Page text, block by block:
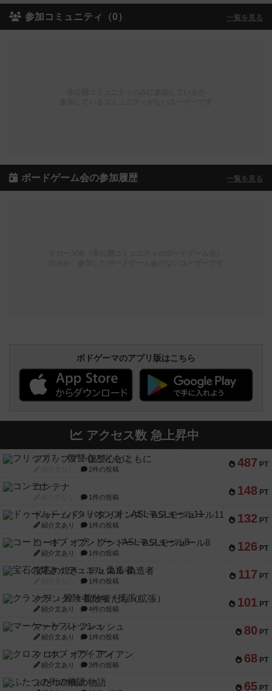
参加コミュニティ（0） 一覧を見る
ボードゲーム会の参加履歴 一覧を見る
ボドゲーマのアプリ版はこちら
アクセス数 急上昇中
487 PT
フリップ７：復讐心とともに
2件の投稿
148 PT
コンテナ
1件の投稿
132 PT
ドゥームド・バタリオンズ：ASLモジュール11
紹介文あり 1件の投稿
126 PT
コード・オブ・ブシドー：ASLモジュール8
紹介文あり 1件の投稿
117 PT
宝石の煌き：デュエル 偽造者
1件の投稿
101 PT
クランク! ：冒険者たち（拡張）
紹介文あり 4件の投稿
80 PT
マーケットフレッシュ
紹介文あり 1件の投稿
68 PT
クロス・オブ・アイアン
紹介文あり 3件の投稿
65 PT
ふたつの街の物語